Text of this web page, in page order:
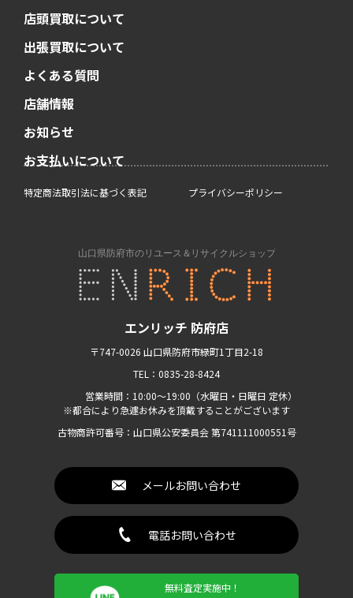
エンリッチ 防府店
〒747-0026 山口県防府市緑町1丁目2-18
TEL：0835-28-8424
営業時間：10:00〜19:00（水曜日・日曜日 定休）
※都合により急遽お休みを頂戴することがございます
古物商許可番号：山口県公安委員会 第741111000551号
メールお問い合わせ
電話お問い合わせ
無料査定実施中！
店頭買取について
出張買取について
よくある質問
店舗情報
お知らせ
お支払いについて
特定商法取引法に基づく表記 プライバシーポリシー